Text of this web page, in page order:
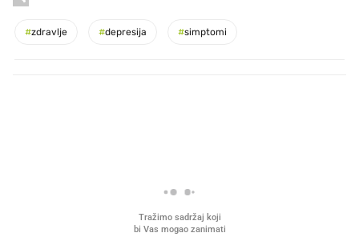
#zdravlje #depresija #simptomi